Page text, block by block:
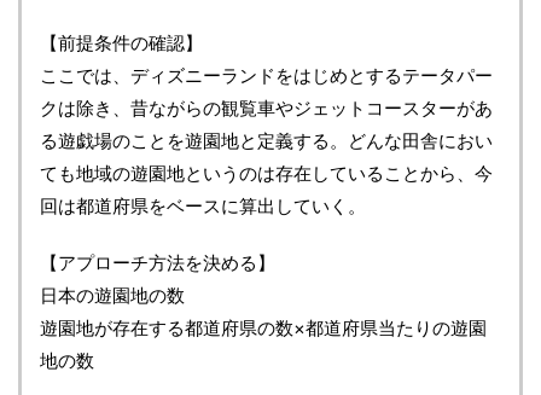
【前提条件の確認】
ここでは、ディズニーランドをはじめとするテータパー
クは除き、昔ながらの観覧車やジェットコースターがあ
る遊戯場のことを遊園地と定義する。どんな田舎におい
ても地域の遊園地というのは存在していることから、今
回は都道府県をベースに算出していく。
【アプローチ方法を決める】
日本の遊園地の数
遊園地が存在する都道府県の数×都道府県当たりの遊園
地の数